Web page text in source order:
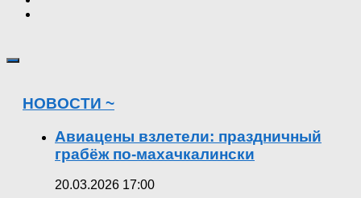
НОВОСТИ ~
Авиацены взлетели: праздничный
грабёж по-махачкалински
20.03.2026 17:00